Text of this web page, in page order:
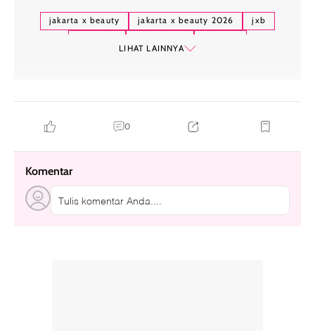
jakarta x beauty jakarta x beauty 2026
jxb
LIHAT LAINNYA
0
Komentar
Tulis komentar Anda....